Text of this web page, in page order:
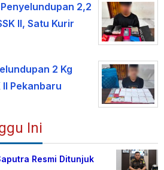
2,2
II, Satu Kurir
2 Kg
II Pekanbaru
Ini
Resmi Ditunjuk